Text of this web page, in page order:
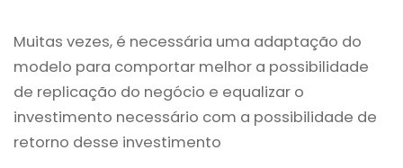
Muitas vezes, é necessária uma adaptação do
modelo para comportar melhor a possibilidade
de replicação do negócio e equalizar o
investimento necessário com a possibilidade de
retorno desse investimento